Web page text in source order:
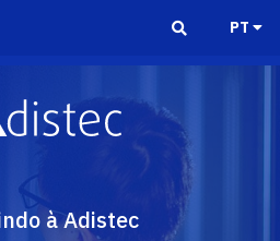
PT
à Adistec